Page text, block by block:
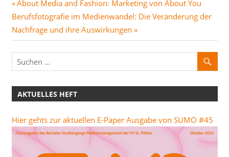
Beitragsnavigation
Vorheriger
Beitrag:
About Media and Fashion: Marketing von About You
Nächster
Beitrag:
Berufsfotografie im Medienwandel: Die Veränderung der
Nachfrage und ihre Auswirkungen
AKTUELLES HEFT
Hier gehts zur aktuellen E-Paper Ausgabe von SUMO #45